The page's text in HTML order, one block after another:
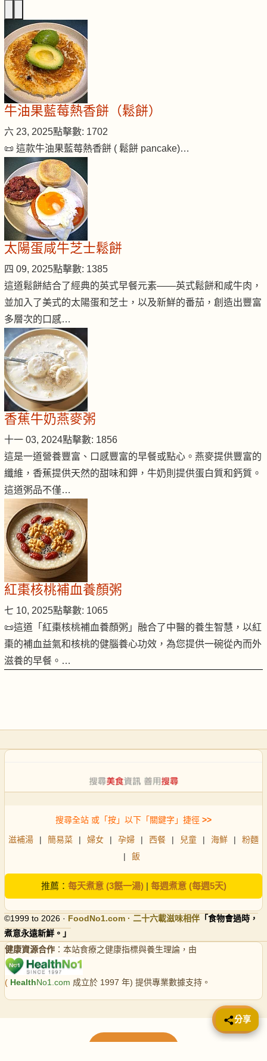
牛油果藍莓熱香餅（鬆餅）
六 23, 2025點擊數: 1702
📜 這款牛油果藍莓熱香餅 ( 鬆餅 pancake)…
太陽蛋咸牛芝士鬆餅
四 09, 2025點擊數: 1385
這道鬆餅結合了經典的英式早餐元素——英式鬆餅和咸牛肉，
並加入了美式的太陽蛋和芝士，以及新鮮的番茄，創造出豐富
多層次的口感…
香蕉牛奶燕麥粥
十一 03, 2024點擊數: 1856
這是一道營養豐富、口感豐富的早餐或點心。燕麥提供豐富的
纖維，香蕉提供天然的甜味和鉀，牛奶則提供蛋白質和鈣質。
這道粥品不僅…
紅棗核桃補血養顏粥
七 10, 2025點擊數: 1065
📜這道「紅棗核桃補血養顏粥」融合了中醫的養生智慧，以紅
棗的補血益氣和核桃的健腦養心功效，為您提供一碗從內而外
滋養的早餐。…
搜尋全站 或「按」以下「關鍵字」捷徑 >>
滋補湯 | 簡易菜 | 婦女 | 孕婦 | 西餐 | 兒童 | 海鮮 |
粉麵
|
飯
推薦： 每天煮意 (3餸一湯)| 每週煮意 (每週5天)
©1999 to 2026 · FoodNo1.com · 二十六載滋味相伴 「食物會過時，
煮意永遠新鮮。」
健康資源合作 ：本站食療之健康指標與養生理論，由
( HealthNo1.com 成立於 1997 年) 提供專業數據支持。
📤 分享
分享